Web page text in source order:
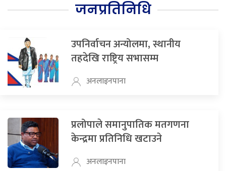
जनप्रतिनिधि
उपनिर्वाचन अन्योलमा, स्थानीय
तहदेखि राष्ट्रिय सभासम्म
अनलाइनपाना
प्रलोपाले समानुपातिक मतगणना
केन्द्रमा प्रतिनिधि खटाउने
अनलाइनपाना